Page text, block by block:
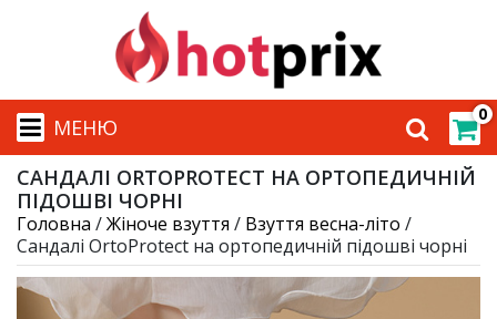
МЕНЮ
0
САНДАЛІ ORTOPROTECT НА ОРТОПЕДИЧНІЙ
ПІДОШВІ ЧОРНІ
Головна /Жіноче взуття / Взуття весна-літо /
Сандалі OrtoProtect на ортопедичній підошві чорні